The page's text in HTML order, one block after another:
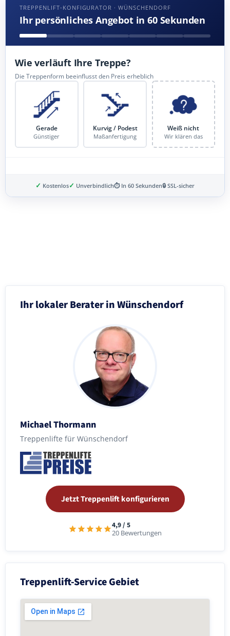
TREPPENLIFT-KONFIGURATOR · WÜNSCHENDORF
Ihr persönliches Angebot in 60 Sekunden
Wie verläuft Ihre Treppe?
Die Treppenform beeinflusst den Preis erheblich
Gerade
Günstiger
Kurvig / Podest
Maßanfertigung
Weiß nicht
Wir klären das
✓ Kostenlos✓ Unverbindlich⏱ In 60 Sekunden🔒 SSL-sicher
Ihr lokaler Berater in Wünschendorf
Michael Thormann
Treppenlifte für Wünschendorf
Jetzt Treppenlift konfigurieren
4,9 / 5
20 Bewertungen
Treppenlift-Service Gebiet